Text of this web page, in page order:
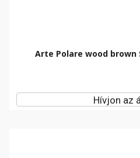
Arte Polare wood brown
Hívjon az